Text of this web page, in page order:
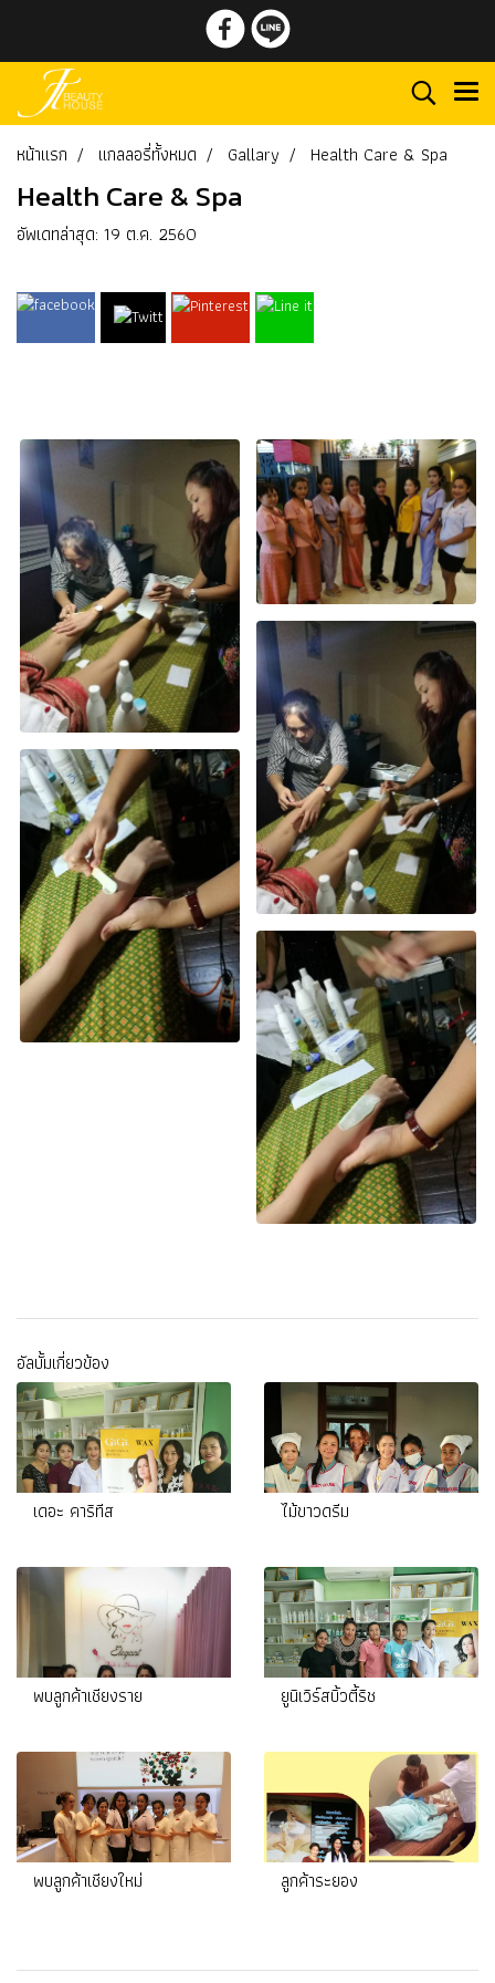
หน้าแรก แกลลอรี่ทั้งหมด Gallary Health Care & Spa
Health Care & Spa
อัพเดทล่าสุด: 19 ต.ค. 2560
อัลบั้มเกี่ยวข้อง
เดอะ คาริทีส ไม้ขาวดรีม
พบลูกค้าเชียงราย ยูนิเวิร์สบิ้วตี้ริช
พบลูกค้าเชียงใหม่ ลูกค้าระยอง